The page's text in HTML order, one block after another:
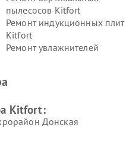
пылесосов Kitfort
Ремонт индукционных плит
Kitfort
Ремонт увлажнителей
Kitfort
Kitfort
Kitfort:
Донская